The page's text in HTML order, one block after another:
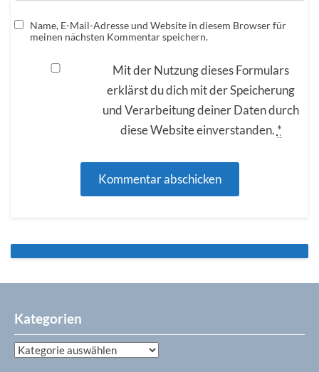
Name, E-Mail-Adresse und Website in diesem Browser für
meinen nächsten Kommentar speichern.
Mit der Nutzung dieses Formulars
erklärst du dich mit der Speicherung
und Verarbeitung deiner Daten durch
diese Website einverstanden. *
Kategorien
Kategorien